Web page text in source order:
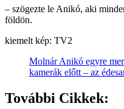
– szögezte le Anikó, aki
földön.
kiemelt kép: TV2
Molnár Anikó egyre
kamerák előtt – az
További Cikkek: